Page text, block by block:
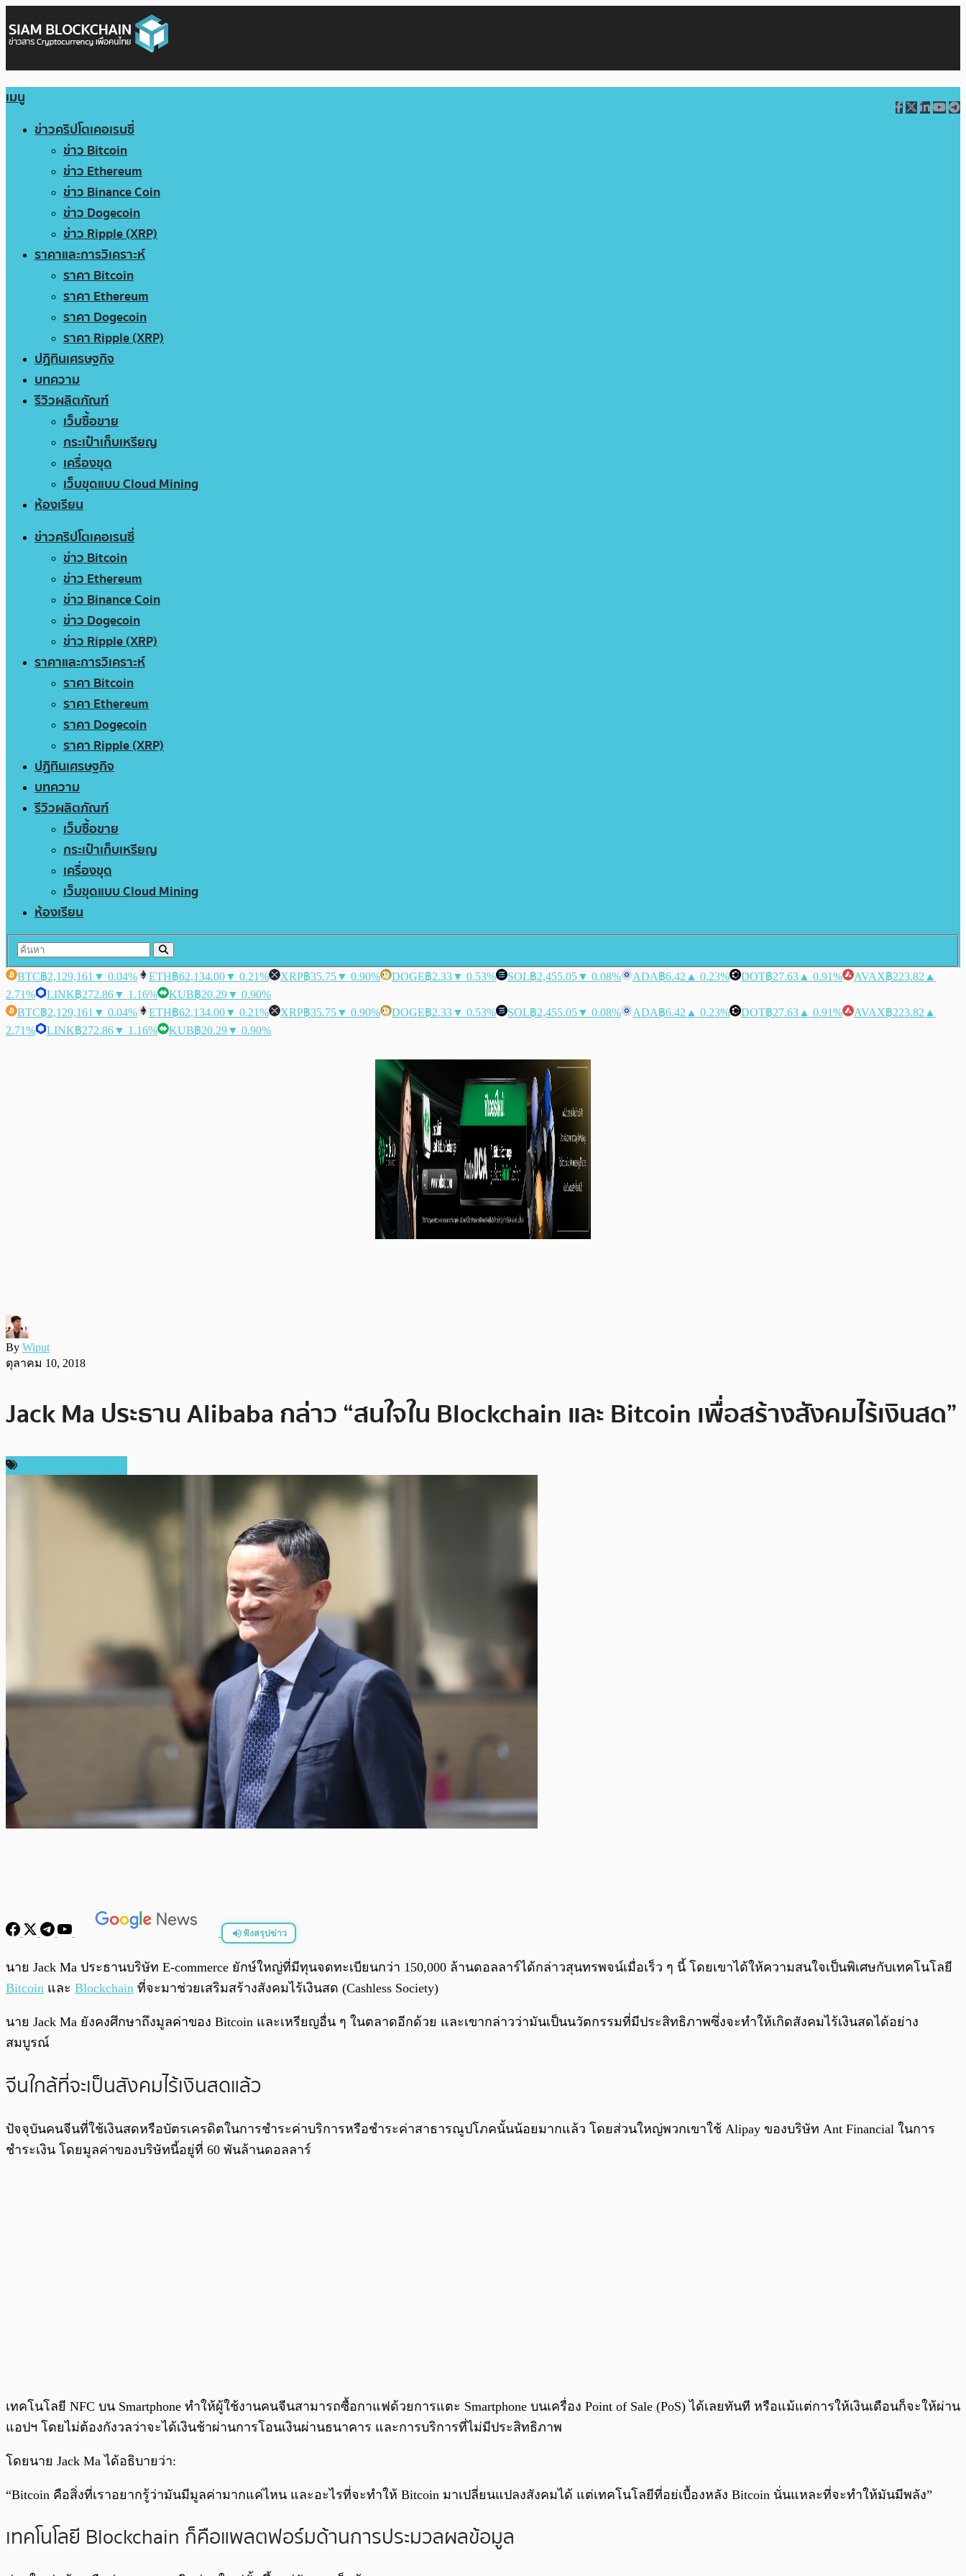
เมนู
ข่าวคริปโตเคอเรนซี่
ข่าว Bitcoin
ข่าว Ethereum
ข่าว Binance Coin
ข่าว Dogecoin
ข่าว Ripple (XRP)
ราคาและการวิเคราะห์
ราคา Bitcoin
ราคา Ethereum
ราคา Dogecoin
ราคา Ripple (XRP)
ปฏิทินเศรษฐกิจ
บทความ
รีวิวผลิตภัณฑ์
เว็บซื้อขาย
กระเป๋าเก็บเหรียญ
เครื่องขุด
เว็บขุดแบบ Cloud Mining
ห้องเรียน
ข่าวคริปโตเคอเรนซี่
ข่าว Bitcoin
ข่าว Ethereum
ข่าว Binance Coin
ข่าว Dogecoin
ข่าว Ripple (XRP)
ราคาและการวิเคราะห์
ราคา Bitcoin
ราคา Ethereum
ราคา Dogecoin
ราคา Ripple (XRP)
ปฏิทินเศรษฐกิจ
บทความ
รีวิวผลิตภัณฑ์
เว็บซื้อขาย
กระเป๋าเก็บเหรียญ
เครื่องขุด
เว็บขุดแบบ Cloud Mining
ห้องเรียน
BTC฿2,129,161 ▼ 0.04% ETH฿62,134.00▼ 0.21% XRP฿35.75▼ 0.90% DOGE฿2.33▼ 0.53% SOL฿2,455.05▼ 0.08% ADA฿6.42 ▲ 0.23% DOT฿27.63 ▲ 0.91% AVAX฿223.82 ▲
2.71%
LINK฿272.86▼ 1.16% KUB฿20.29▼ 0.90%
BTC฿2,129,161 ▼ 0.04% ETH฿62,134.00▼ 0.21% XRP฿35.75▼ 0.90% DOGE฿2.33▼ 0.53% SOL฿2,455.05▼ 0.08% ADA฿6.42 ▲ 0.23% DOT฿27.63 ▲ 0.91% AVAX฿223.82 ▲
2.71%
LINK฿272.86▼ 1.16% KUB฿20.29▼ 0.90%
By Wiput
ตุลาคม 10, 2018
Jack Ma ประธาน Alibaba กล่าว “สนใจใน Blockchain และ Bitcoin เพื่อสร้างสังคมไร้เงินสด”
ฟังสรุปข่าว
พร้อมเล่น 0:00/
นาย Jack Ma ประธานบริษัท E-commerce ยักษ์ใหญ่ที่มีทุนจดทะเบียนกว่า 150,000 ล้านดอลลาร์ได้กล่าวสุนทรพจน์เมื่อเร็ว ๆ นี้ โดยเขาได้ให้ความสนใจเป็นพิเศษกับเทคโนโลยี
Bitcoin และ Blockchain ที่จะมาช่วยเสริมสร้างสังคมไร้เงินสด (Cashless Society)
นาย Jack Ma ยังคงศึกษาถึงมูลค่าของ Bitcoin และเหรียญอื่น ๆ ในตลาดอีกด้วย และเขากล่าวว่ามันเป็นนวัตกรรมที่มีประสิทธิภาพซึ่งจะทำให้เกิดสังคมไร้เงินสดได้อย่าง
สมบูรณ์
จีนใกล้ที่จะเป็นสังคมไร้เงินสดแล้ว
ปัจจุบันคนจีนที่ใช้เงินสดหรือบัตรเครดิตในการชำระค่าบริการหรือชำระค่าสาธารณูปโภคนั้นน้อยมากแล้ว โดยส่วนใหญ่พวกเขาใช้ Alipay ของบริษัท Ant Financial ในการ
ชำระเงิน โดยมูลค่าของบริษัทนี้อยู่ที่ 60 พันล้านดอลลาร์
เทคโนโลยี NFC บน Smartphone ทำให้ผู้ใช้งานคนจีนสามารถซื้อกาแฟด้วยการแตะ Smartphone บนเครื่อง Point of Sale (PoS) ได้เลยทันที หรือแม้แต่การให้เงินเดือนก็จะให้ผ่าน
แอปฯ โดยไม่ต้องกังวลว่าจะได้เงินช้าผ่านการโอนเงินผ่านธนาคาร และการบริการที่ไม่มีประสิทธิภาพ
โดยนาย Jack Ma ได้อธิบายว่า:
“Bitcoin คือสิ่งที่เราอยากรู้ว่ามันมีมูลค่ามากแค่ไหน และอะไรที่จะทำให้ Bitcoin มาเปลี่ยนแปลงสังคมได้ แต่เทคโนโลยีที่อย่เบื้องหลัง Bitcoin นั่นแหละที่จะทำให้มันมีพลัง”
เทคโนโลยี Blockchain ก็คือแพลตฟอร์มด้านการประมวลผลข้อมูล